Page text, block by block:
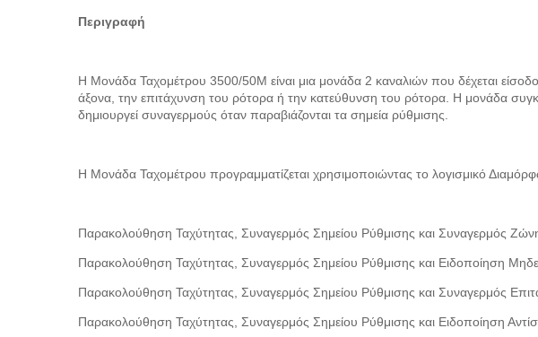
Περιγραφή
Η Μονάδα Ταχομέτρου 3500/50M είναι μια μονάδα 2 καναλιών που δέχεται
άξονα, την επιτάχυνση του ρότορα ή την κατεύθυνση του ρότορα. Η μονάδα
δημιουργεί συναγερμούς όταν παραβιάζονται τα σημεία ρύθμισης.
Η Μονάδα Ταχομέτρου προγραμματίζεται χρησιμοποιώντας το λογισμικό
Παρακολούθηση Ταχύτητας, Συναγερμός Σημείου Ρύθμισης και Συναγερμός
Παρακολούθηση Ταχύτητας, Συναγερμός Σημείου Ρύθμισης και Ειδοποίηση
Παρακολούθηση Ταχύτητας, Συναγερμός Σημείου Ρύθμισης και Συναγερμός
Παρακολούθηση Ταχύτητας, Συναγερμός Σημείου Ρύθμισης και Ειδοποίηση